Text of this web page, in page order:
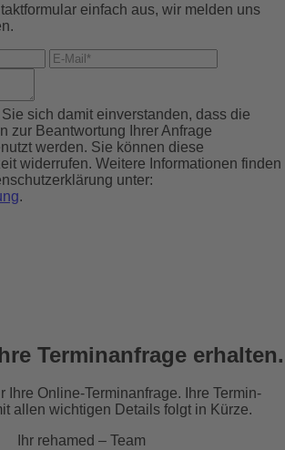
einfach aus, wir melden uns
sich damit einverstanden, dass die
zur Beantwortung Ihrer Anfrage
werden. Sie können diese
widerrufen. Weitere Informationen finden
unter:
.
Terminanfrage erhalten.
Ihre Online-Terminanfrage. Ihre Termin-
allen wichtigen Details folgt in Kürze.
Ihr rehamed – Team